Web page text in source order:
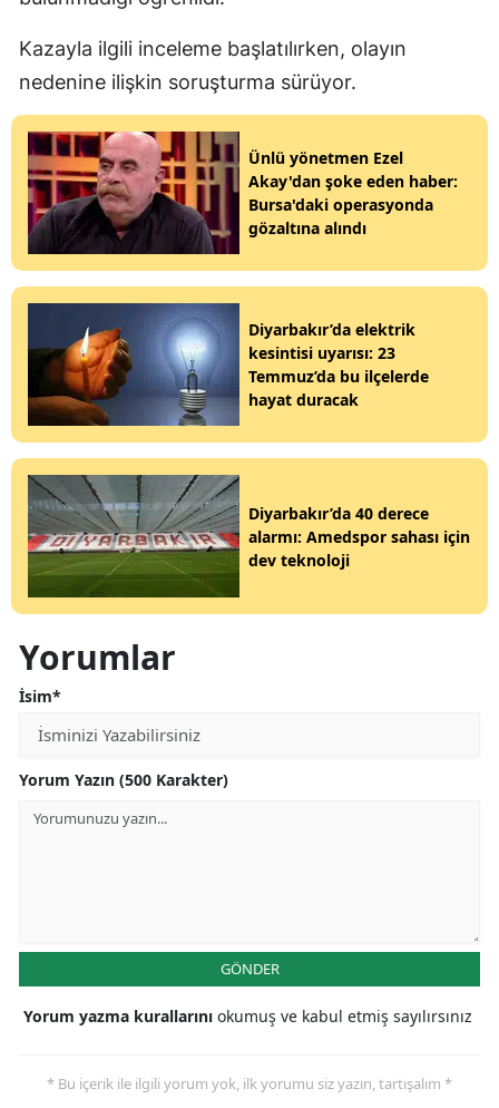
Kazayla ilgili inceleme başlatılırken, olayın
nedenine ilişkin soruşturma sürüyor.
Ünlü yönetmen Ezel
Akay'dan şoke eden haber:
Bursa'daki operasyonda
gözaltına alındı
Diyarbakır’da elektrik
kesintisi uyarısı: 23
Temmuz’da bu ilçelerde
hayat duracak
Diyarbakır’da 40 derece
alarmı: Amedspor sahası için
dev teknoloji
Yorumlar
İsim*
Yorum Yazın (500 Karakter)
GÖNDER
Yorum yazma kurallarını okumuş ve kabul etmiş sayılırsınız
* Bu içerik ile ilgili yorum yok, ilk yorumu siz yazın, tartışalım *